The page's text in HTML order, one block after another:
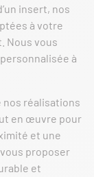
insert, nos
à votre
Nous vous
à
nos réalisations
en œuvre pour
et une
proposer
et